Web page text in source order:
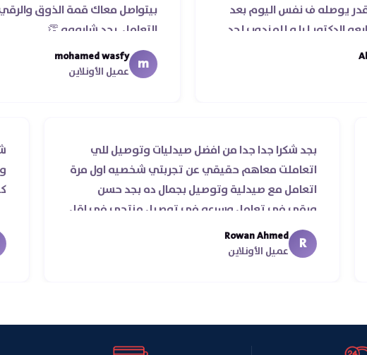
ف نفس اليوم بعد
ليا و للمندوب لحد
عمله ..فضل يتابع
بيتواصل معاك قمة الذوق والرقي
التعامل. بجد شابووو 👏‏
mohamed wasfy
عميل الأونلاين
ناس
بجد شكرا جدا جدا من افضل صيدليات وتوصيل للي
اتعاملت معاهم حقيقي عن تجربتي شخصيه اول مرة
اتعامل مع صيدلية وتوصيل بجمال ده بجد حسن
ورقي في تعامل وسرعه في توصيل منتجي في اقل
من يومين من اسكندرية للقاهره ..
R
Rowan Ahmed
عميل الأونلاين